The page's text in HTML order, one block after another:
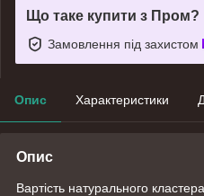
Що таке купити з Пром?
Замовлення під захистом
Опис Характеристики
Опис
Вартість натурального